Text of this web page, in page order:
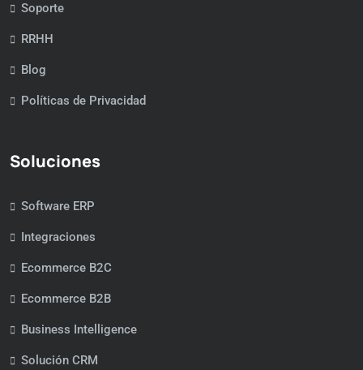
Soporte
RRHH
Blog
Políticas de Privacidad
Soluciones
Software ERP
Integraciones
Ecommerce B2C
Ecommerce B2B
Business Intelligence
Solución CRM